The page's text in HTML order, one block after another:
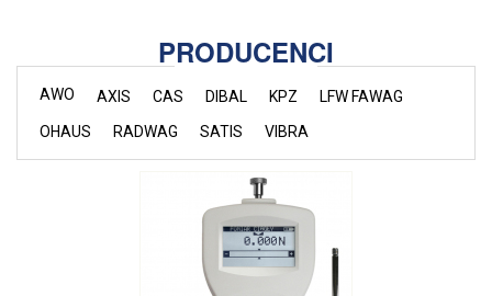
PRODUCENCI
AWO AXIS CAS DIBAL KPZ
LFW FAWAG
OHAUS
RADWAG SATIS VIBRA